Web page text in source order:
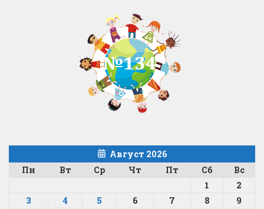
Август 2026
Пн
Вт Ср Чт Пт Сб Вс
1
2
3
4 5 6 7 8
9